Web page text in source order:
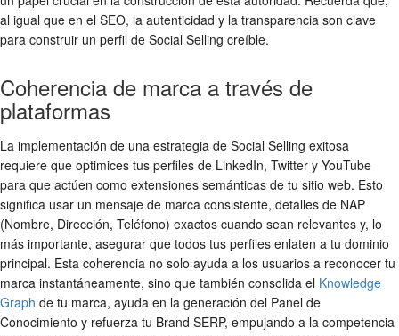
al igual que en el SEO, la autenticidad y la transparencia son clave
para construir un perfil de Social Selling creíble.
Coherencia de marca a través de
plataformas
La implementación de una estrategia de Social Selling exitosa
requiere que optimices tus perfiles de LinkedIn, Twitter y YouTube
para que actúen como extensiones semánticas de tu sitio web. Esto
significa usar un mensaje de marca consistente, detalles de NAP
(Nombre, Dirección, Teléfono) exactos cuando sean relevantes y, lo
más importante, asegurar que todos tus perfiles enlaten a tu dominio
principal. Esta coherencia no solo ayuda a los usuarios a reconocer tu
marca instantáneamente, sino que también consolida el Knowledge
Graph de tu marca, ayuda en la generación del Panel de
Conocimiento y refuerza tu Brand SERP, empujando a la competencia